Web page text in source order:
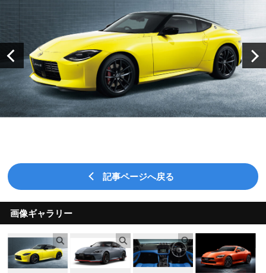
記事ページへ戻る
画像ギャラリー